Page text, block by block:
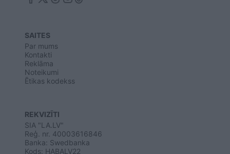
SAITES
Par mums
Kontakti
Reklāma
Noteikumi
Ētikas kodekss
REKVIZĪTI
SIA "LA.LV"
Reģ. nr. 40003616846
Banka: Swedbanka
Kods: HABALV22